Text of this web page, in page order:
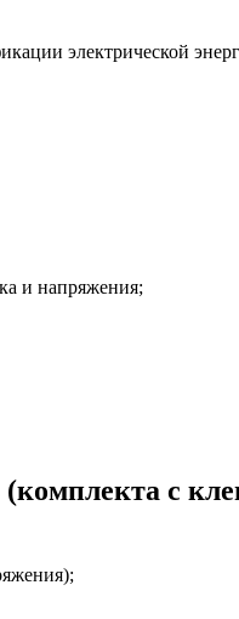
электрической
и напряжения;
с